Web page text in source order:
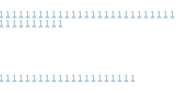
1 1 1 1 1 1 1 1 1 1 1 1 1 1 1 1 1 1 1 1 1 1 1 1 1 1 1
1 1 1 1 1 1 1 1 1 1
1 1 1 1 1 1 1 1 1 1 1 1 1 1 1 1 1 1 1 1 1